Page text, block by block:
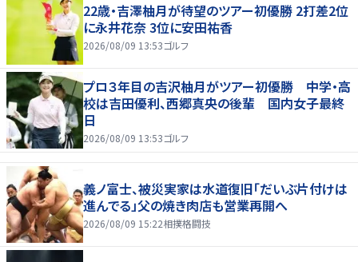
22歳・吉澤柚月が待望のツアー初優勝 2打差2位
に永井花奈 3位に安田祐香
2026/08/09 13:53ゴルフ
プロ３年目の吉沢柚月がツアー初優勝 中学・高
校は吉田優利、西郷真央の後輩 国内女子最終
日
2026/08/09 13:53ゴルフ
義ノ富士、被災実家は水道復旧「だいぶ片付けは
進んでる」父の焼き肉店も営業再開へ
2026/08/09 15:22相撲格闘技